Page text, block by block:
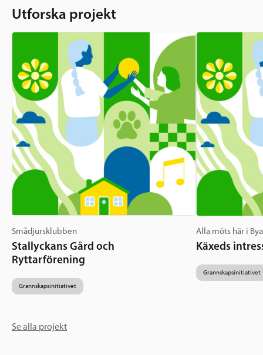
Utforska projekt
Smådjursklubben
Stallyckans Gård och
Ryttarförening
Grannskapsinitiativet
Alla möts här i
Käxeds
Grannskapsinitiativet
Se alla projekt